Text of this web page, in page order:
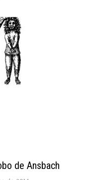
de Ansbach